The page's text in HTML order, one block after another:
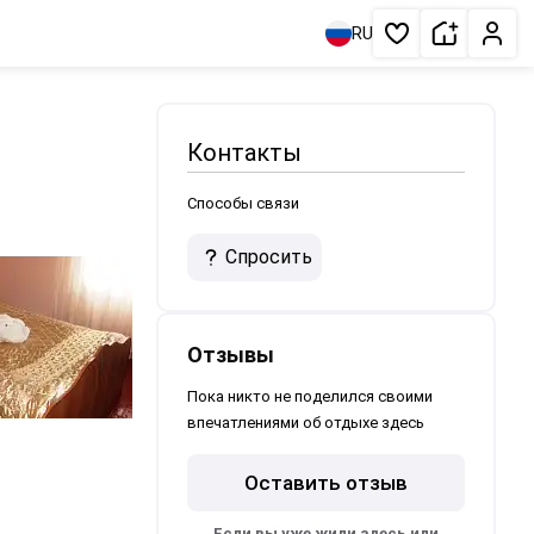
RU Избранное
Сдать
Контакты
Способы связи
Спросить
Отзывы
Пока никто не поделился своими
впечатлениями об отдыхе здесь
Оставить отзыв